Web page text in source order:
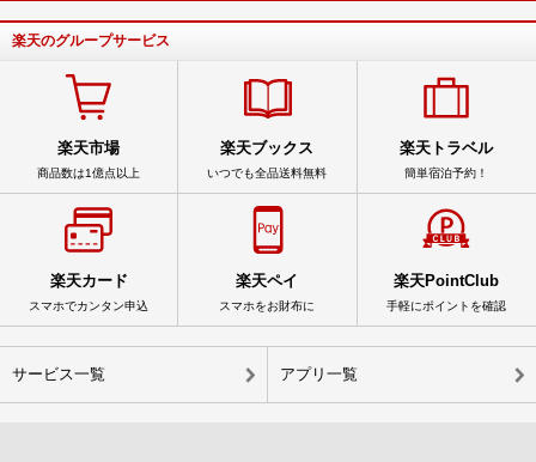
楽天のグループサービス
楽天市場
商品数は1億点以上
楽天ブックス
いつでも全品送料無料
楽天トラベル
簡単宿泊予約！
楽天カード
スマホでカンタン申込
楽天ペイ
スマホをお財布に
楽天PointClub
手軽にポイントを確認
サービス一覧 アプリ一覧